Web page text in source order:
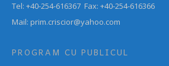
Tel: +40-254-616367 Fax: +40-254-616366
Mail: prim.criscior@yahoo.com
PROGRAM CU PUBLICUL